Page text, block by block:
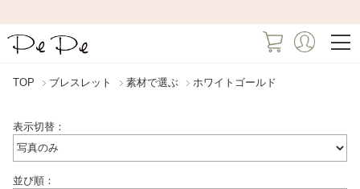
TOP ブレスレット 素材で選ぶ ホワイトゴールド
表示切替：
並び順：